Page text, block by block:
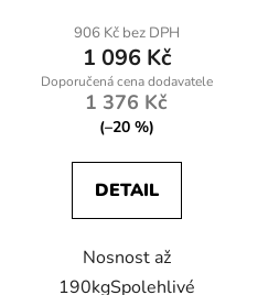
906 Kč bez DPH
1 096 Kč
1 376 Kč
(–20 %)
DETAIL
Nosnost až
190kgSpolehlivé